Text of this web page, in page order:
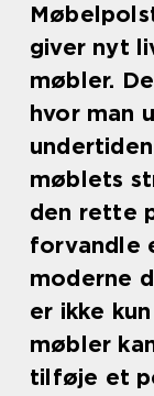
giver nyt
møbler.
hvor man
møblets
den rette
forvandle
moderne
er ikke
møbler
tilføje et